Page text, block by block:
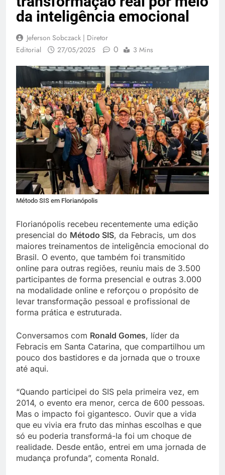
da inteligência emocional
Jeferson Sobczack | Diretor
Editorial
27/05/2025 0 3 Mins
Método SIS em Florianópolis
Florianópolis recebeu recentemente uma edição
presencial do Método SIS, da Febracis, um dos
maiores treinamentos de inteligência emocional do
Brasil. O evento, que também foi transmitido
online para outras regiões, reuniu mais de 3.500
participantes de forma presencial e outras 3.000
na modalidade online e reforçou o propósito de
levar transformação pessoal e profissional de
forma prática e estruturada.
Conversamos com Ronald Gomes, líder da
Febracis em Santa Catarina, que compartilhou um
pouco dos bastidores e da jornada que o trouxe
até aqui.
“Quando participei do SIS pela primeira vez, em
2014, o evento era menor, cerca de 600 pessoas.
Mas o impacto foi gigantesco. Ouvir que a vida
que eu vivia era fruto das minhas escolhas e que
só eu poderia transformá-la foi um choque de
realidade. Desde então, entrei em uma jornada de
mudança profunda”, comenta Ronald.